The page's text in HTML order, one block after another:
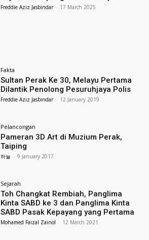
Freddie Aziz Jasbindar - 17 March 2025
Fakta
Sultan Perak Ke 30, Melayu Pertama
Dilantik Penolong Pesuruhjaya Polis
Freddie Aziz Jasbindar - 12 January 2019
Pelancongan
Pameran 3D Art di Muzium Perak,
Taiping
하늘 - 9 January 2017
Sejarah
Toh Changkat Rembiah, Panglima
Kinta SABD ke 3 dan Panglima Kinta
SABD Pasak Kepayang yang Pertama
Mohamed Faizal Zainol - 12 March 2021